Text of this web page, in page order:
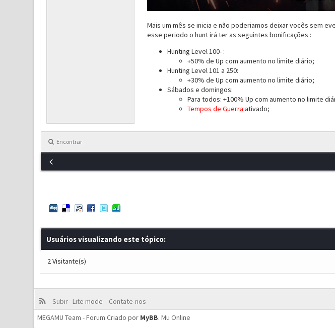
Mais um mês se inicia e não poderiamos deixar vocês sem
esse periodo o hunt irá ter as seguintes bonificações :
Hunting Level 100- :
+50% de Up com aumento no limite diário;
Hunting Level 101 a 250:
+30% de Up com aumento no limite diário;
Sábados e domingos:
Para todos: +100% Up com aumento no limite
Tempos de Guerra ativado;
Encontrar
Usuários visualizando este tópico:
2 Visitante(s)
Subir Lite mode
Contate-nos
MEGAMU Team - Forum Criado por MyBB.Mu Online